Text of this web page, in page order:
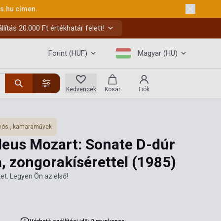
címen.
20.000 Ft értékhatár felett!
Forint (HUF) Magyar (HU)
Kedvencek Kosár Fiók
, kamaraművek
Mozart: Sonate D-dúr
zongorakísérettel (1985)
Legyen Ön az első!